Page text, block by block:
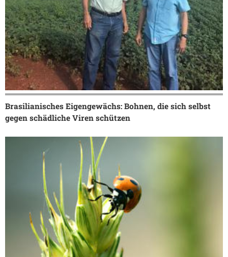
Brasilianisches Eigengewächs: Bohnen, die sich selbst
gegen schädliche Viren schützen